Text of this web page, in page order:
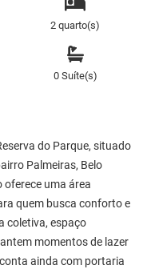
2 quarto(s)
0 Suíte(s)
do Parque, situado
Palmeiras, Belo
uma área
quem busca conforto e
coletiva, espaço
momentos de lazer
ainda com portaria